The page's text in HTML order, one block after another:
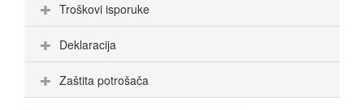
Troškovi isporuke
Deklaracija
Zaštita potrošača